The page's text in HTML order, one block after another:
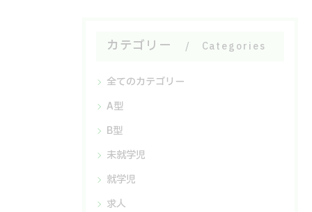
カテゴリー Categories
全てのカテゴリー
A型
B型
未就学児
就学児
求人